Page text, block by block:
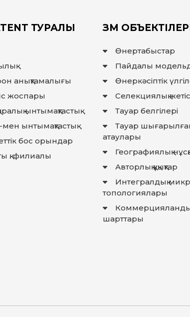
ТУРАЛЫ
анықтамалығы
жоспары
ынтымақтастық
ынтымақтастық
бос орындар
қ. филиалы
ЗМ
Өнертабыстар
Пайдалы
Өнеркәсіптік
Селекциялық
Тауар белгілері
Тауар
атаулары
Географиялық
Авторлық құқықтар
Интегралдық
топологиялары
шарттары